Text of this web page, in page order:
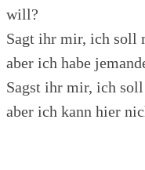
will?
Sagt ihr mir, ich soll
aber ich habe
Sagst ihr mir, ich
aber ich kann hier